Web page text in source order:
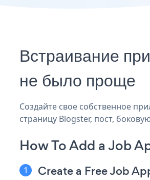
Встраивание
не было проще
Создайте свое собственное
страницу Blogster, пост,
How To Add a Job
Create a Free Job